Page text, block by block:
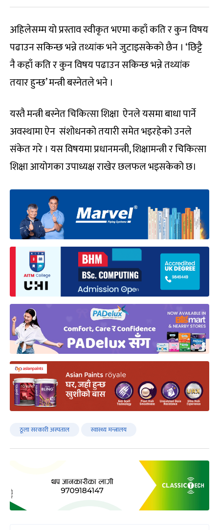
अहिलेसम्म यो प्रस्ताव स्वीकृत भएमा कहाँ कति र कुन विषय
पढाउन सकिन्छ भन्ने तथ्यांक भने जुटाइसकेको छैन । ‘छिट्टै
नै कहाँ कति र कुन विषय पढाउन सकिन्छ भन्ने तथ्यांक
तयार हुन्छ’ मन्त्री बस्नेतले भने ।
यस्तै मन्त्री बस्नेत चिकित्सा शिक्षा ऐनले यसमा बाधा पार्ने
अवस्थामा ऐन संशोधनको तयारी समेत भइरहेको उनले
संकेत गरे । यस विषयमा प्रधानमन्त्री, शिक्षामन्त्री र चिकित्सा
शिक्षा आयोगका उपाध्यक्ष राखेर छलफल भइसकेको छ।
ठूला सरकारी अस्पताल स्वास्थ्य मन्त्रालय